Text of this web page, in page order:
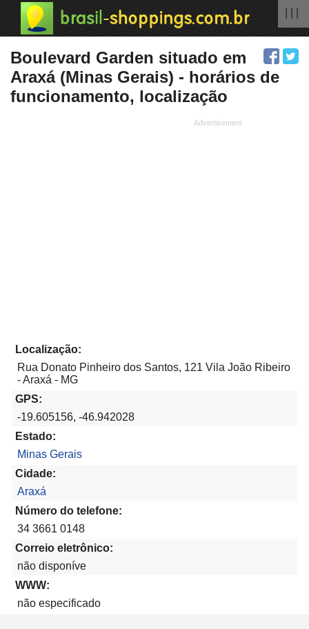
Boulevard Garden situado em
Araxá (Minas Gerais) - horários de
funcionamento, localização
Localização:
Rua Donato Pinheiro dos Santos, 121 Vila João Ribeiro
- Araxá - MG
GPS:
-19.605156, -46.942028
Estado:
Minas Gerais
Cidade:
Araxá
Número do telefone:
34 3661 0148
Correio eletrônico:
não disponíve
WWW:
não especificado